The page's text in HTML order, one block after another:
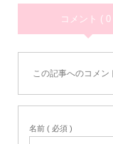
コメント ( 0
この記事へのコメン
名前 ( 必須 )